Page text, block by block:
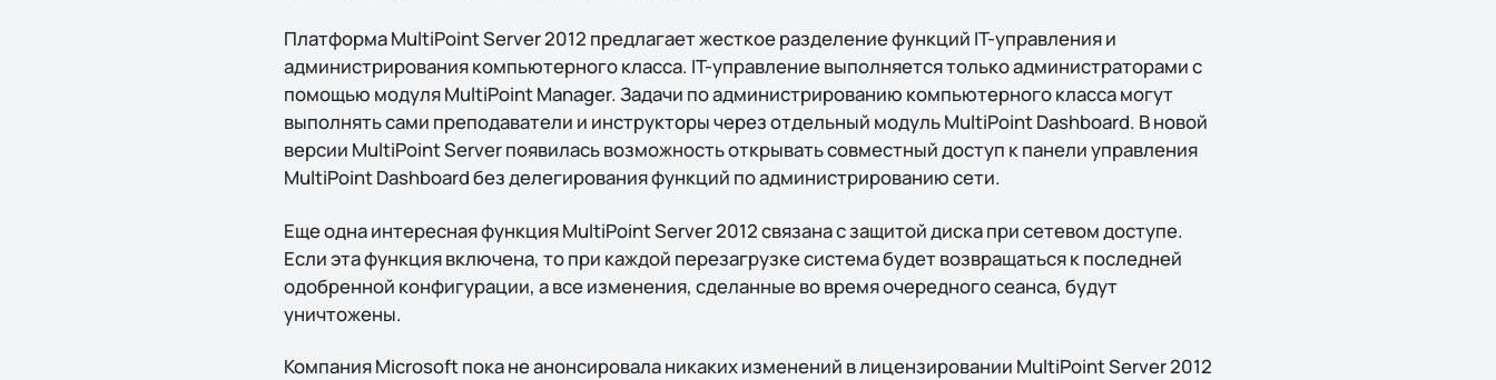
Платформа MultiPoint Server 2012 предлагает жесткое разделение функций IT-управления и
администрирования компьютерного класса. IT-управление выполняется только администраторами с
помощью модуля MultiPoint Manager. Задачи по администрированию компьютерного класса могут
выполнять сами преподаватели и инструкторы через отдельный модуль MultiPoint Dashboard. В новой
версии MultiPoint Server появилась возможность открывать совместный доступ к панели управления
MultiPoint Dashboard без делегирования функций по администрированию сети.
Еще одна интересная функция MultiPoint Server 2012 связана с защитой диска при сетевом доступе.
Если эта функция включена, то при каждой перезагрузке система будет возвращаться к последней
одобренной конфигурации, а все изменения, сделанные во время очередного сеанса, будут
уничтожены.
Компания Microsoft пока не анонсировала никаких изменений в лицензировании MultiPoint Server 2012